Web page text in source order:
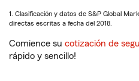
1. Clasificación y datos de S&P Global
directas escritas a fecha del 2018.
Comience su cotización de
rápido y sencillo!